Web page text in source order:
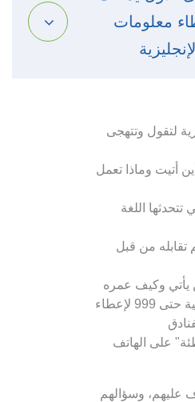
معلومات
لتقول وتتهجى
أتيت وماذا تعمل
تتحدثها اللغة
من قبل
يأتي وكيف عمره
يمكن استخدام الأرقام الأساسية حتى 999 لإعطاء
على الهاتف
عليهم، وسؤالهم